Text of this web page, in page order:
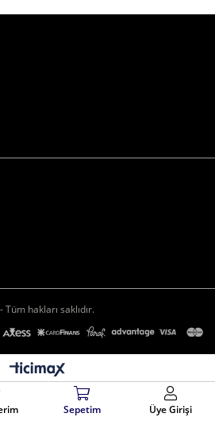
hakları saklıdır.
Sepetim Üye Girişi